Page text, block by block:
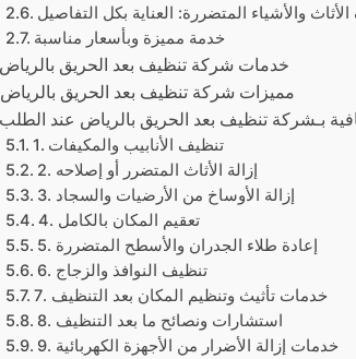
والأشياء المتضررة: العناية بكل التفاصيل
خدمة مميزة وبأسعار مناسبة
خدمات شركة تنظيف بعد الحريق بالرياض
مميزات شركة تنظيف بعد الحريق بالرياض
1. تنظيف الأنابيب والمكيفات
2. إزالة الأثاث المتضرر أو إصلاحه
3. إزالة الأوساخ من الأرضيات والسجاد
4. تعقيم المكان بالكامل
5. إعادة طلاء الجدران والأسطح المتضررة
6. تنظيف النوافذ والزجاج
7. خدمات تأثيث وتنظيم المكان بعد التنظيف
8. استشارات ونصائح ما بعد التنظيف
9. خدمات إزالة الأضرار من الأجهزة الكهربائية